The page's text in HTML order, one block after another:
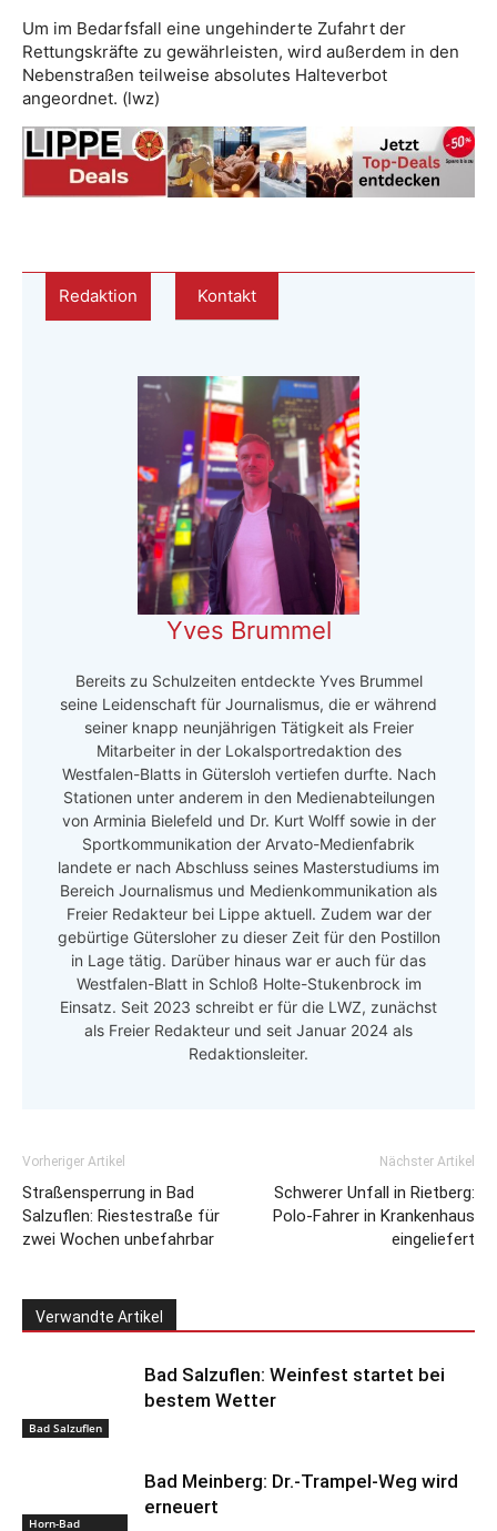
Um im Bedarfsfall eine ungehinderte Zufahrt der
Rettungskräfte zu gewährleisten, wird außerdem in den
Nebenstraßen teilweise absolutes Halteverbot
angeordnet. (lwz)
Redaktion Kontakt
Yves Brummel
Bereits zu Schulzeiten entdeckte Yves Brummel
seine Leidenschaft für Journalismus, die er während
seiner knapp neunjährigen Tätigkeit als Freier
Mitarbeiter in der Lokalsportredaktion des
Westfalen-Blatts in Gütersloh vertiefen durfte. Nach
Stationen unter anderem in den Medienabteilungen
von Arminia Bielefeld und Dr. Kurt Wolff sowie in der
Sportkommunikation der Arvato-Medienfabrik
landete er nach Abschluss seines Masterstudiums im
Bereich Journalismus und Medienkommunikation als
Freier Redakteur bei Lippe aktuell. Zudem war der
gebürtige Gütersloher zu dieser Zeit für den Postillon
in Lage tätig. Darüber hinaus war er auch für das
Westfalen-Blatt in Schloß Holte-Stukenbrock im
Einsatz. Seit 2023 schreibt er für die LWZ, zunächst
als Freier Redakteur und seit Januar 2024 als
Redaktionsleiter.
Vorheriger Artikel
Straßensperrung in Bad
Salzuflen: Riestestraße für
zwei Wochen unbefahrbar
Nächster Artikel
Schwerer Unfall in Rietberg:
Polo-Fahrer in Krankenhaus
eingeliefert
Verwandte Artikel
Bad Salzuflen
Bad Salzuflen: Weinfest startet bei
bestem Wetter
Horn-Bad
Bad Meinberg: Dr.-Trampel-Weg wird
erneuert